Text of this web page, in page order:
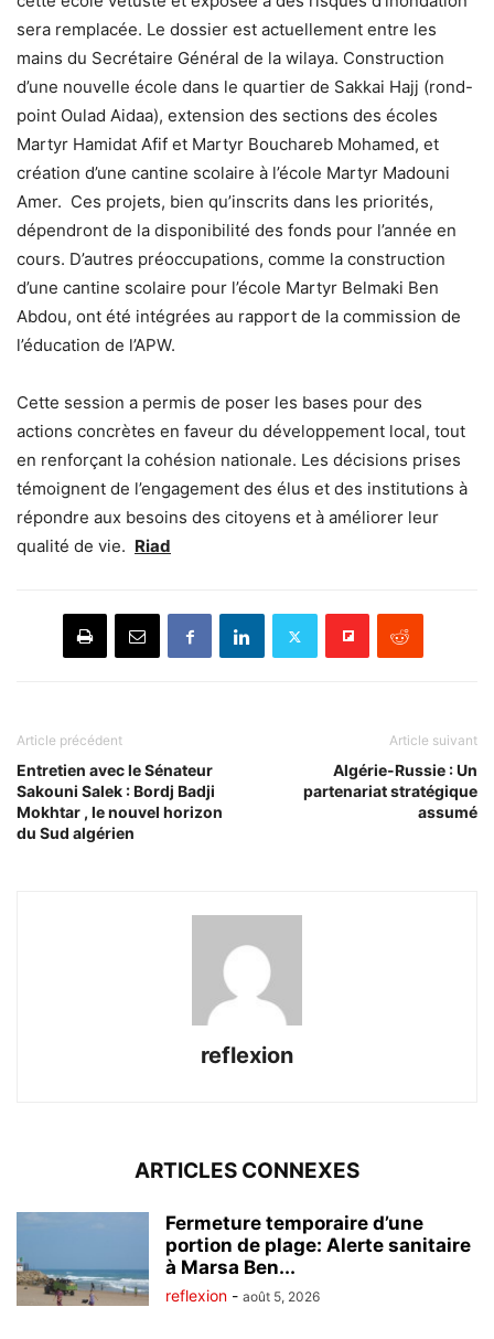
sera remplacée. Le dossier est actuellement entre les
mains du Secrétaire Général de la wilaya. Construction
d’une nouvelle école dans le quartier de Sakkai Hajj (rond-
point Oulad Aidaa), extension des sections des écoles
Martyr Hamidat Afif et Martyr Bouchareb Mohamed, et
création d’une cantine scolaire à l’école Martyr Madouni
Amer. Ces projets, bien qu’inscrits dans les priorités,
dépendront de la disponibilité des fonds pour l’année en
cours. D’autres préoccupations, comme la construction
d’une cantine scolaire pour l’école Martyr Belmaki Ben
Abdou, ont été intégrées au rapport de la commission de
l’éducation de l’APW.
Cette session a permis de poser les bases pour des
actions concrètes en faveur du développement local, tout
en renforçant la cohésion nationale. Les décisions prises
témoignent de l’engagement des élus et des institutions à
répondre aux besoins des citoyens et à améliorer leur
qualité de vie. Riad
Article précédent
Entretien avec le Sénateur
Sakouni Salek : Bordj Badji
Mokhtar , le nouvel horizon
du Sud algérien
Article suivant
Algérie-Russie : Un
partenariat stratégique
assumé
reflexion
ARTICLES CONNEXES
Fermeture temporaire d’une
portion de plage: Alerte sanitaire
à Marsa Ben...
reflexion - août 5, 2026